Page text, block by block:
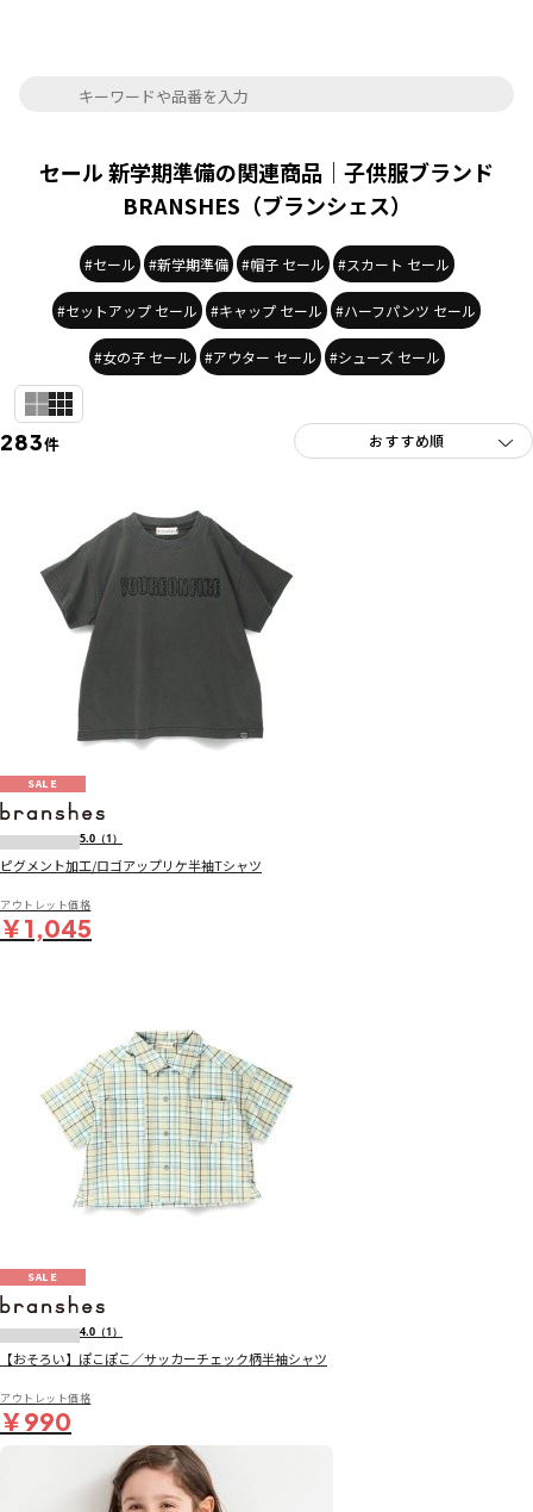
セール 新学期準備の関連商品｜子供服ブランド
BRANSHES（ブランシェス）
#セール #新学期準備 #帽子 セール #スカート セール
#セットアップ セール #キャップ セール #ハーフパンツ セール
#女の子 セール #アウター セール #シューズ セール
283件
SALE
5.0 （1）
ピグメント加工/ロゴアップリケ半袖Tシャツ
アウトレット価格
￥1,045
SALE
4.0 （1）
【おそろい】ぽこぽこ／サッカーチェック柄半袖シャツ
アウトレット価格
￥990